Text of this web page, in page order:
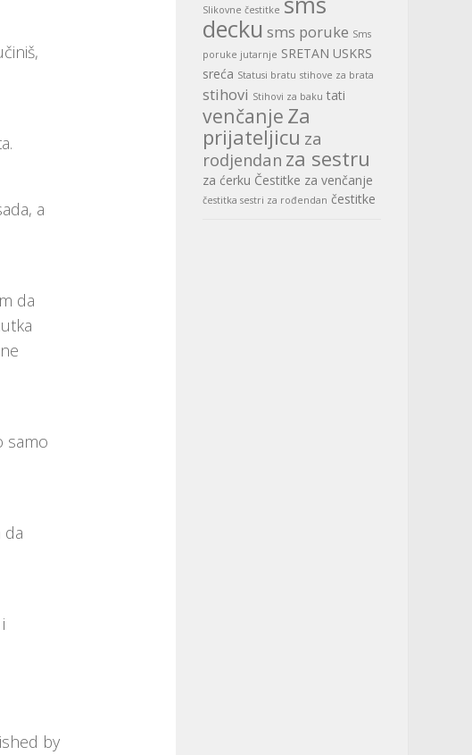
a
da
samo
da
by
Slikovne čestitke
decku sms poruke Sms
poruke jutarnje SRETAN USKRS
sreća Statusi bratu stihove za brata
stihovi Stihovi za baku tati
venčanje Za
prijateljicu za
rodjendan za sestru
za ćerku Čestitke za venčanje
čestitka sestri za rođendan čestitke